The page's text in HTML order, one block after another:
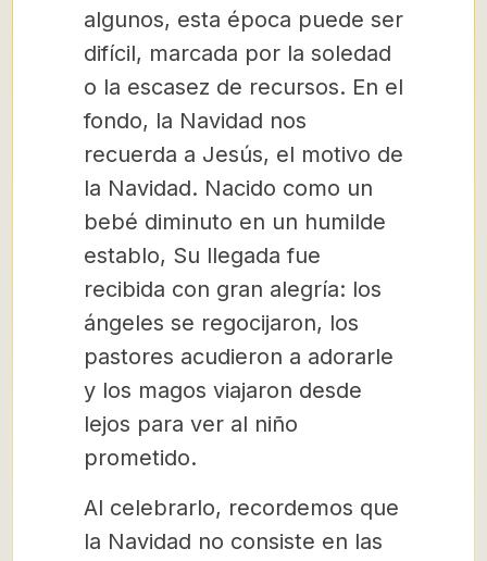
algunos, esta época puede ser
difícil, marcada por la soledad
o la escasez de recursos. En el
fondo, la Navidad nos
recuerda a Jesús, el motivo de
la Navidad. Nacido como un
bebé diminuto en un humilde
establo, Su llegada fue
recibida con gran alegría: los
ángeles se regocijaron, los
pastores acudieron a adorarle
y los magos viajaron desde
lejos para ver al niño
prometido.
Al celebrarlo, recordemos que
la Navidad no consiste en las